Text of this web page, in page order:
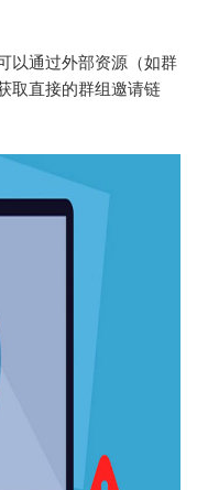
以通过外部资源（如群
取直接的群组邀请链